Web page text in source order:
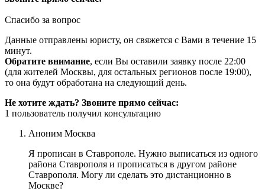
Спасибо за вопрос
Данные отправлены юристу, он свяжется с Вами в течение 15
минут.
Обратите внимание, если Вы оставили заявку после 22:00
(для жителей Москвы, для остальных регионов после 19:00),
то она будут обработана на следующий день.
Не хотите ждать? Звоните прямо сейчас:
1 пользователь получил консультацию
Аноним Москва
Я прописан в Ставрополе. Нужно выписаться из одного
района Ставрополя и прописаться в другом районе
Ставрополя. Могу ли сделать это дистанционно в
Москве?